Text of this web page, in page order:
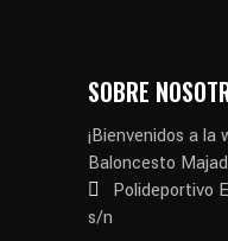
SOBRE
¡Bienvenidos a la
Baloncesto
Polideportivo
s/n